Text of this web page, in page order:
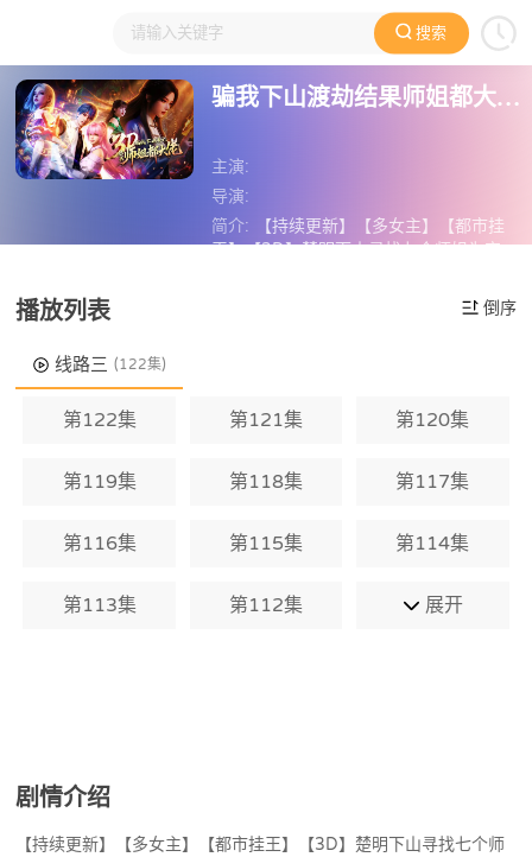
搜索
大家在看 日本动漫 国产动漫 欧美动漫 动漫电影
​骗我下山渡劫结果师姐都大佬？
主演:
导演:
简介:
【持续更新】【多女主】【都市挂
王】【3D】楚明下山寻找七个师姐为宗门
众绝色师姐的宠溺下，施医术，惩恶徒，
寻宝物，救危机，开启了自己的天秀人
播放列表 倒序
线路三 (122集)
第122集 第121集 第120集
第119集 第118集 第117集
第116集 第115集 第114集
第113集 第112集 展开
剧情介绍
【持续更新】【多女主】【都市挂王】【3D】楚明下山寻找七个师